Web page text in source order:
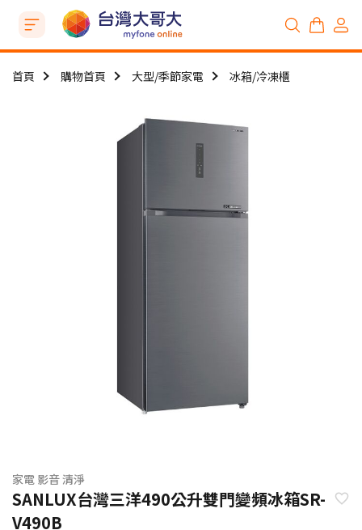
首頁 購物首頁 大型/季節家電 冰箱/冷凍櫃
家電 影音 清淨
SANLUX台灣三洋490公升雙門變頻冰箱SR-
V490B